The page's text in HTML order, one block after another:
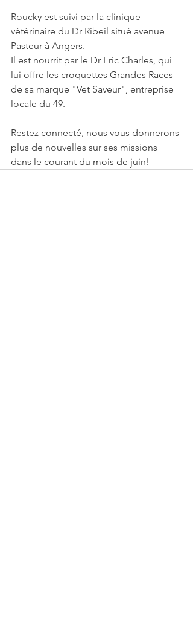
Roucky est suivi par la clinique
vétérinaire du Dr Ribeil situé avenue
Pasteur à Angers.
Il est nourrit par le Dr Eric Charles, qui
lui offre les croquettes Grandes Races
de sa marque "Vet Saveur", entreprise
locale du 49.
Restez connecté, nous vous donnerons
plus de nouvelles sur ses missions
dans le courant du mois de juin!